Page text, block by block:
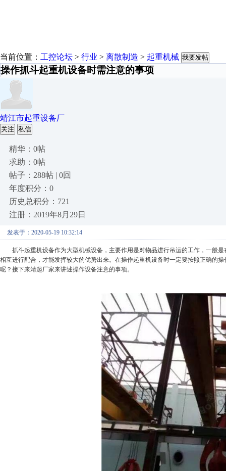
当前位置： 工控论坛 > 行业 > 离散制造 > 起重机械 我要发帖
操作抓斗起重机设备时需注意的事项
靖江市起重设备厂
关注 私信
精华：0帖
求助：0帖
帖子：288帖 | 0回
年度积分：0
历史总积分：721
注册：2019年8月29日
发表于：2020-05-19 10:32:14
抓斗起重机设备作为大型机械设备，主要作用是对物品进行吊运的工作，一般
相互进行配合，才能发挥较大的优势出来。在操作起重机设备时一定要按照正确的
呢 ？ 接下来靖起厂家来讲述操作设备注意的事项。